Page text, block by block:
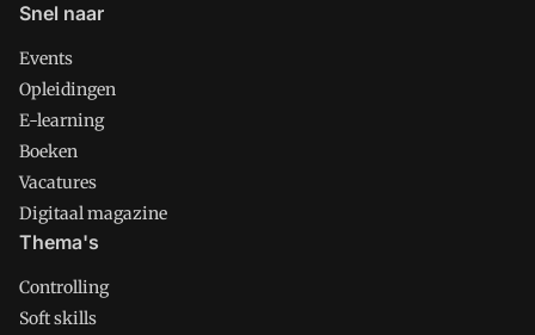
Snel naar
Events
Opleidingen
E-learning
Boeken
Vacatures
Digitaal magazine
Thema's
Controlling
Soft skills